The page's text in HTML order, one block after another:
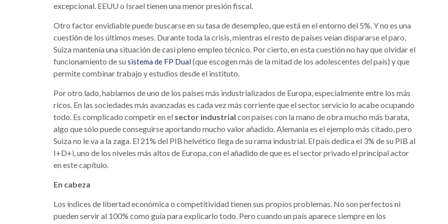
excepcional. EEUU o Israel tienen una menor presión fiscal.
Otro factor envidiable puede buscarse en su tasa de desempleo, que está en el entorno del 5%. Y no es una
cuestión de los últimos meses. Durante toda la crisis, mientras el resto de países veían dispararse el paro,
Suiza mantenía una situación de casi pleno empleo técnico. Por cierto, en esta cuestión no hay que olvidar el
funcionamiento de susistema de FP Dual (que escogen más de la mitad de los adolescentes del país) y que
permite combinar trabajo y estudios desde el instituto.
Por otro lado, hablamos de uno de los países más industrializados de Europa, especialmente entre los más
ricos. En las sociedades más avanzadas es cada vez más corriente que el sector servicio lo acabe ocupando
todo. Es complicado competir en el sector industrial con países con la mano de obra mucho más barata,
algo que sólo puede conseguirse aportando mucho valor añadido. Alemania es el ejemplo más citado, pero
Suiza no le va a la zaga. El 21% del PIB helvético llega de su rama industrial. El país dedica el 3% de su PIB al
I+D+i, uno de los niveles más altos de Europa, con el añadido de que es el sector privado el principal actor
en este capítulo.
En cabeza
Los índices de libertad económica o competitividad tienen sus propios problemas. No son perfectos ni
pueden servir al 100% como guía para explicarlo todo. Pero cuando un país aparece siempre en los